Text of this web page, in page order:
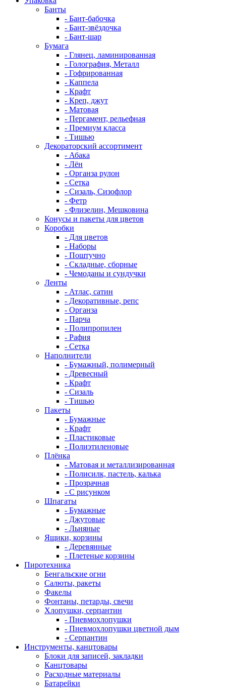
Банты
- Бант-бабочка
- Бант-звёздочка
- Бант-шар
Бумага
- Глянец, ламинированная
- Голография, Металл
- Гофрированная
- Каппела
- Крафт
- Креп, джут
- Матовая
- Пергамент, рельефная
- Премиум класса
- Тишью
Декораторский ассортимент
- Абака
- Лён
- Органза рулон
- Сетка
- Сизаль, Сизофлор
- Фетр
- Флизелин, Мешковина
Конусы и пакеты для цветов
Коробки
- Для цветов
- Наборы
- Поштучно
- Складные, сборные
- Чемоданы и сундучки
Ленты
- Атлас, сатин
- Декоративные, репс
- Органза
- Парча
- Полипропилен
- Рафия
- Сетка
Наполнители
- Бумажный, полимерный
- Древесный
- Крафт
- Сизаль
- Тишью
Пакеты
- Бумажные
- Крафт
- Пластиковые
- Полиэтиленовые
Плёнка
- Матовая и металлизированная
- Полисилк, пастель, калька
- Прозрачная
- С рисунком
Шпагаты
- Бумажные
- Джутовые
- Льняные
Ящики, корзины
- Деревянные
- Плетеные корзины
Пиротехника
Бенгальские огни
Салюты, ракеты
Факелы
Фонтаны, петарды, свечи
Хлопушки, серпантин
- Пневмохлопушки
- Пневмохлопушки цветной дым
- Серпантин
Инструменты, канцтовары
Блоки для записей, закладки
Канцтовары
Расходные материалы
Батарейки